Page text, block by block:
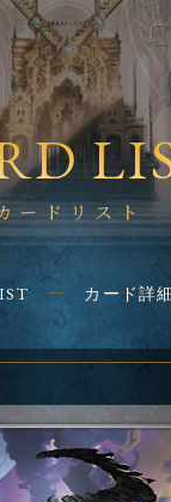
FOR
BEGINNERS
ードリスト
カード詳細